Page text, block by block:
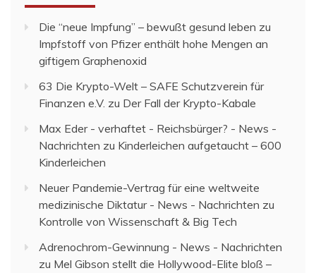
Die “neue Impfung” – bewußt gesund leben zu
Impfstoff von Pfizer enthält hohe Mengen an
giftigem Graphenoxid
63 Die Krypto-Welt – SAFE Schutzverein für
Finanzen e.V. zu Der Fall der Krypto-Kabale
Max Eder - verhaftet - Reichsbürger? - News -
Nachrichten zu Kinderleichen aufgetaucht – 600
Kinderleichen
Neuer Pandemie-Vertrag für eine weltweite
medizinische Diktatur - News - Nachrichten zu
Kontrolle von Wissenschaft & Big Tech
Adrenochrom-Gewinnung - News - Nachrichten
zu Mel Gibson stellt die Hollywood-Elite bloß –